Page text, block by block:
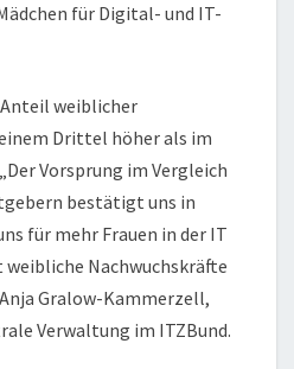
für Digital- und IT-
weiblicher
Drittel höher als im
Vorsprung im Vergleich
bestätigt uns in
für mehr Frauen in der IT
Nachwuchskräfte
Gralow-Kammerzell,
Verwaltung im ITZBund.